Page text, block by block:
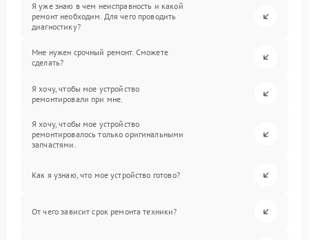
Я уже знаю в чем неисправность и какой
ремонт необходим. Для чего проводить
диагностику?
Мне нужен срочный ремонт. Сможете
сделать?
Я хочу, чтобы мое устройство
ремонтировали при мне.
Я хочу, чтобы мое устройство
ремонтировалось только оригинальными
запчастями.
Как я узнаю, что мое устройство готово?
От чего зависит срок ремонта техники?